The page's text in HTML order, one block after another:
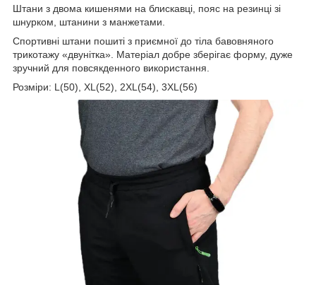
Штани з двома кишенями на блискавці, пояс на резинці зі
шнурком, штанини з манжетами.
Спортивні штани пошиті з приємної до тіла бавовняного
трикотажу «двунітка». Матеріал добре зберігає форму, дуже
зручний для повсякденного використання.
Розміри: L(50), XL(52), 2XL(54), 3XL(56)